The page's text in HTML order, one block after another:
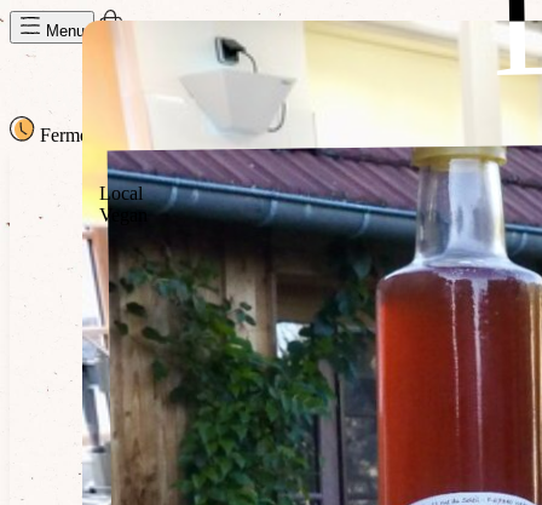
Menu
Fermé · Ouvre à 09h30 09h30
Local
Vegan